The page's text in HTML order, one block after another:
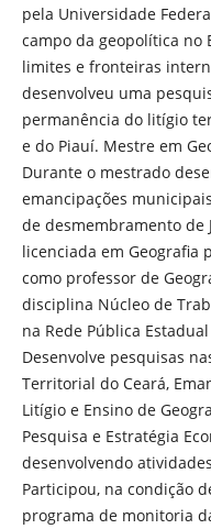
pela Universidade
campo da geopolítica no
limites e fronteiras
desenvolveu uma
permanência do litígio
e do Piauí. Mestre em
Durante o mestrado
emancipações
de desmembramento de
licenciada em Geografia
como professor de
disciplina Núcleo de
na Rede Pública Estadual
Desenvolve pesquisas
Territorial do Ceará,
Litígio e Ensino de
Pesquisa e Estratégia
desenvolvendo
Participou, na condição
programa de monitoria